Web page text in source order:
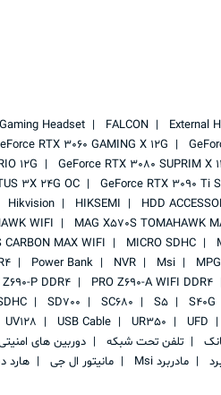
External
FALCON
Gaming Headset
RTX 3060 GAMING X 12G
GeForce RTX 3080 SUPRIM X
12G
GeForce RTX 3090 Ti
3X 24G OC
HDD
HIKSEMI
Hikvision
MAG X570S TOMAHAWK
WIFI
MICRO SDHC
CARBON MAX WIFI
Msi
NVR
Power Bank
PRO Z690-A WIFI DDR4
Z690-P DDR4
S40G
S5
SC680
SD700
UFD
UR350
USB Cable
UV128
تلفن تحت شبکه دوربین های
مادربرد Msi مانیتور ال جی هارد